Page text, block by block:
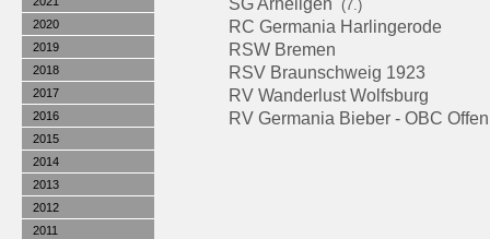
2020
2019
2018
2017
2016
2015
2014
2013
2012
2011
SG Arheilgen (7.)
RC Germania Harlingerode
RSW Bremen
RSV Braunschweig 1923
RV Wanderlust Wolfsburg
RV Germania Bieber - OBC